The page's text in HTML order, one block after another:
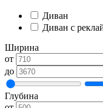
Диван
Диван с
Ширина
от
до
Глубина